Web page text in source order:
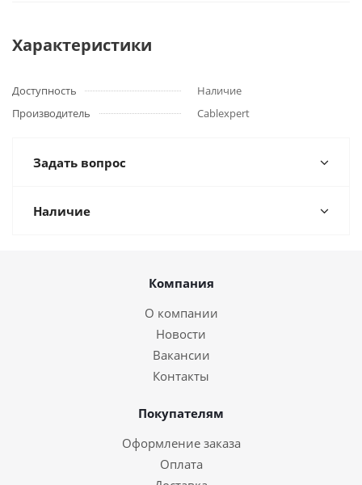
Характеристики
Доступность
Наличие
Производитель
Cablexpert
Задать вопрос
Наличие
Компания
О компании
Новости
Вакансии
Контакты
Покупателям
Оформление заказа
Оплата